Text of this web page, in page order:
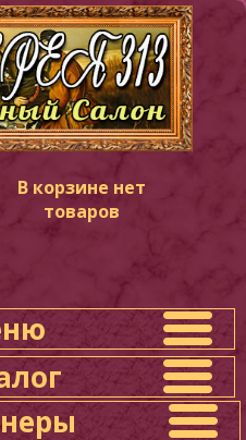
В корзине нет
товаров